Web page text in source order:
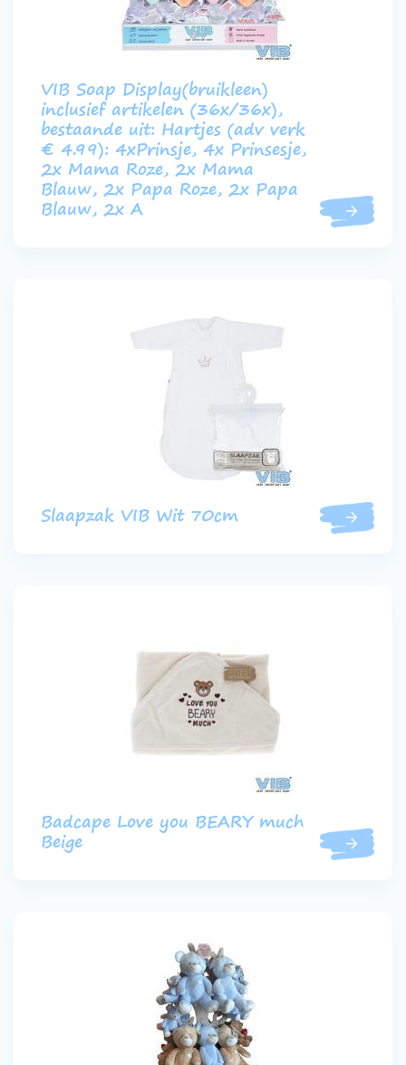
VIB Soap Display(bruikleen)
inclusief artikelen (36x/36x),
bestaande uit: Hartjes (adv verk
€ 4.99): 4xPrinsje, 4x Prinsesje,
2x Mama Roze, 2x Mama
Blauw, 2x Papa Roze, 2x Papa
Blauw, 2x A
Slaapzak VIB Wit 70cm
Badcape Love you BEARY much
Beige